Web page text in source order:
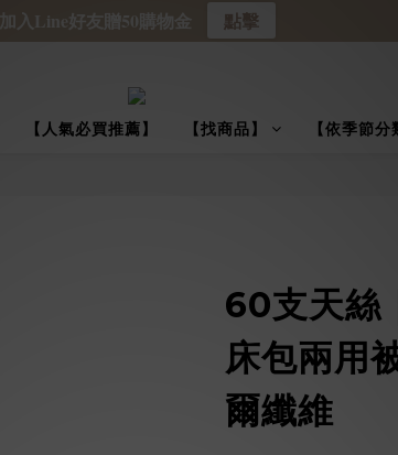
【人氣必買推薦】 【找商品】 【依季節分
60支天絲
床包兩用
爾纖維
加入Line好友贈50購物金 點擊